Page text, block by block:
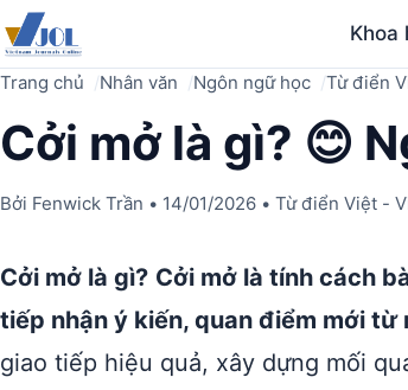
Khoa
Trang chủ Nhân văn Ngôn ngữ học Từ điển
Cởi mở là gì? 😊
Bởi Fenwick Trần • 14/01/2026 • Từ điển Việt -
Cởi mở là gì? Cởi mở là tính cách
tiếp nhận ý kiến, quan điểm mới từ
giao tiếp hiệu quả, xây dựng mối